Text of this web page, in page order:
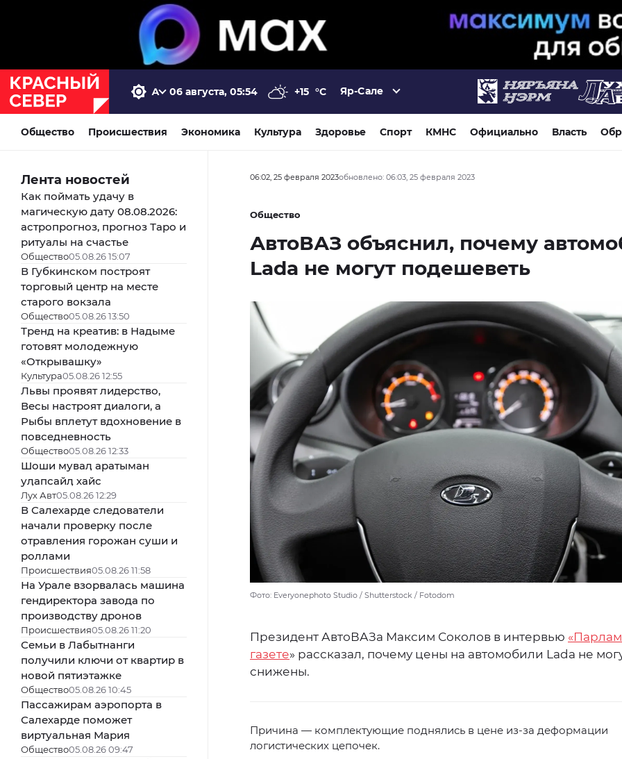
06 августа, 05:54 +15 °C Яр-Сале
Общество Происшествия Экономика Культура Здоровье Спорт КМНС Официально Власть
Лента новостей
Как поймать удачу в
магическую дату 08.08.2026:
астропрогноз, прогноз Таро и
ритуалы на счастье
Общество05.08.26 15:07
В Губкинском построят
торговый центр на месте
старого вокзала
Общество05.08.26 13:50
Тренд на креатив: в Надыме
готовят молодежную
«Открывашку»
Культура05.08.26 12:55
Львы проявят лидерство,
Весы настроят диалоги, а
Рыбы вплетут вдохновение в
повседневность
Общество05.08.26 12:33
Шоши муваӆ аратыман
уӆапсайӆ хайс
Лух Авт05.08.26 12:29
В Салехарде следователи
начали проверку после
отравления горожан суши и
роллами
Происшествия05.08.26 11:58
На Урале взорвалась машина
гендиректора завода по
производству дронов
Происшествия05.08.26 11:20
Семьи в Лабытнанги
получили ключи от квартир в
новой пятиэтажке
Общество05.08.26 10:45
Пассажирам аэропорта в
Салехарде поможет
виртуальная Мария
Общество05.08.26 09:47
06:02, 25 февраля 2023обновлено: 06:03, 25 февраля 2023
Общество
АвтоВАЗ объяснил, почему
Lada не могут подешеветь
Фото: Everyonephoto Studio / Shutterstock / Fotodom
Президент АвтоВАЗа Максим Соколов в интервью
газете» рассказал, почему цены на автомобили Lada не
снижены.
Причина — комплектующие поднялись в цене из-за деформации
логистических цепочек.